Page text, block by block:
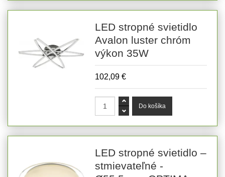
LED stropné svietidlo
Avalon luster chróm
výkon 35W
102,09 €
LED stropné svietidlo –
stmievateľné -